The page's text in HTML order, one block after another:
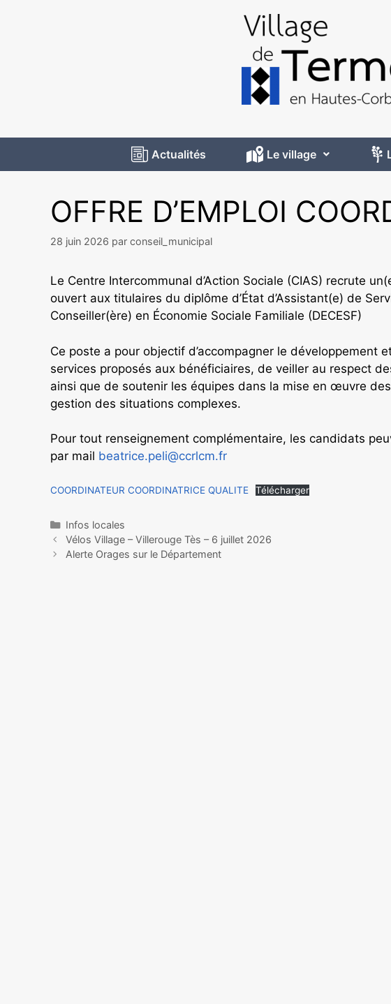
Actualités Le village
OFFRE D’EMPLOI
28 juin 2026 par conseil_municipal
Le Centre Intercommunal d’Action Sociale (CIAS) recrute
ouvert aux titulaires du diplôme d’État d’Assistant(e) de
Conseiller(ère) en Économie Sociale Familiale (DECESF)
Ce poste a pour objectif d’accompagner le développement
services proposés aux bénéficiaires, de veiller au respect
ainsi que de soutenir les équipes dans la mise en œuvre
gestion des situations complexes.
Pour tout renseignement complémentaire, les candidats
par mail beatrice.peli@ccrlcm.fr
COORDINATEUR COORDINATRICE QUALITE Télécharger
Infos locales
Vélos Village – Villerouge Tès – 6 juillet 2026
Alerte Orages sur le Département